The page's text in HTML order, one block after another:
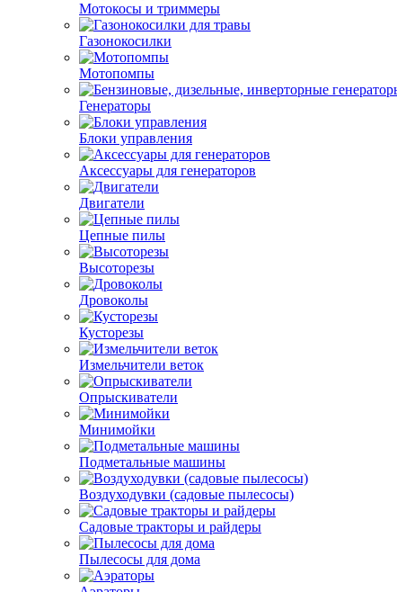
Мотокосы и триммеры
Газонокосилки
Мотопомпы
Генераторы
Блоки управления
Аксессуары для генераторов
Двигатели
Цепные пилы
Высоторезы
Дровоколы
Кусторезы
Измельчители веток
Опрыскиватели
Минимойки
Подметальные машины
Воздуходувки (садовые пылесосы)
Садовые тракторы и райдеры
Пылесосы для дома